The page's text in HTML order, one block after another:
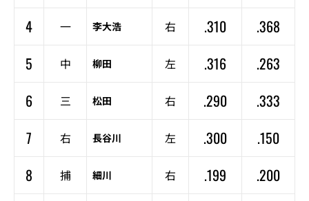
4
一 李大浩 右 .310
.368
5
中 柳田 左 .316
.263
6
三 松田 右 .290
.333
7
右 長谷川 左 .300
.150
8
捕 細川 右 .199
.200